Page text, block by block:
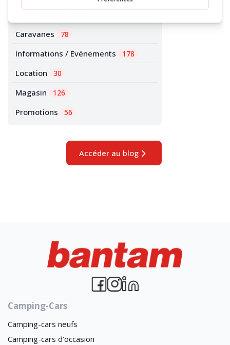
Caravanes 78
Informations / Evénements 178
Location 30
Magasin 126
Promotions 56
Accéder au blog
Camping-Cars
Camping-cars neufs
Camping-cars d’occasion